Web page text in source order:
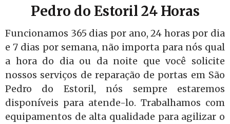
Pedro do Estoril 24 Horas
Funcionamos 365 dias por ano, 24 horas por dia
e 7 dias por semana, não importa para nós qual
a hora do dia ou da noite que você solicite
nossos serviços de reparação de portas em São
Pedro do Estoril, nós sempre estaremos
disponíveis para atende-lo. Trabalhamos com
equipamentos de alta qualidade para agilizar o